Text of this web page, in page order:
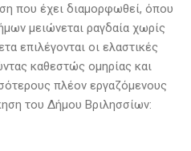
που έχει διαμορφωθεί, όπου
μειώνεται ραγδαία χωρίς
επιλέγονται οι ελαστικές
καθεστώς ομηρίας και
πλέον εργαζόμενους
του Δήμου Βριλησσίων: